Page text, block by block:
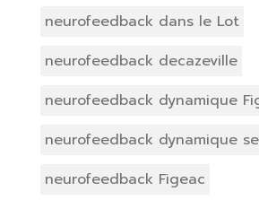
neurofeedback dans le Lot
neurofeedback decazeville
neurofeedback dynamique
neurofeedback dynamique
neurofeedback Figeac